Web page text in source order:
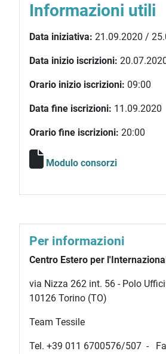
Informazioni utili
Data iniziativa: 21.09.2020 /
Data inizio iscrizioni:
Orario inizio iscrizioni: 09:00
Data fine iscrizioni: 11.09.2020
Orario fine iscrizioni: 20:00
Modulo consorzi
Per informazioni
Centro Estero per
via Nizza 262 int. 56 - Polo
10126 Torino (TO)
Team Tessile
Tel. +39 011 6700576/507 -